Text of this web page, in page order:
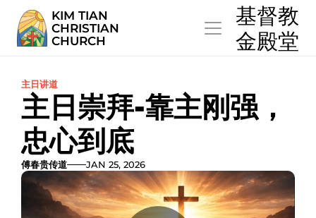
KIM TIAN
CHRISTIAN
CHURCH
  基督教
  金殿堂
主日讲道
主日崇拜-靠主刚强，
忠心到底
傅春贵传道 JAN 25, 2026